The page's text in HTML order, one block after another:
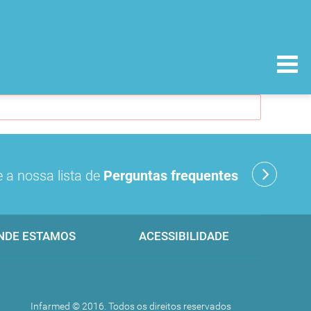
a nossa lista de Perguntas frequentes
ESTAMOS ACESSIBILIDADE
Infarmed © 2016. Todos os direitos reservados